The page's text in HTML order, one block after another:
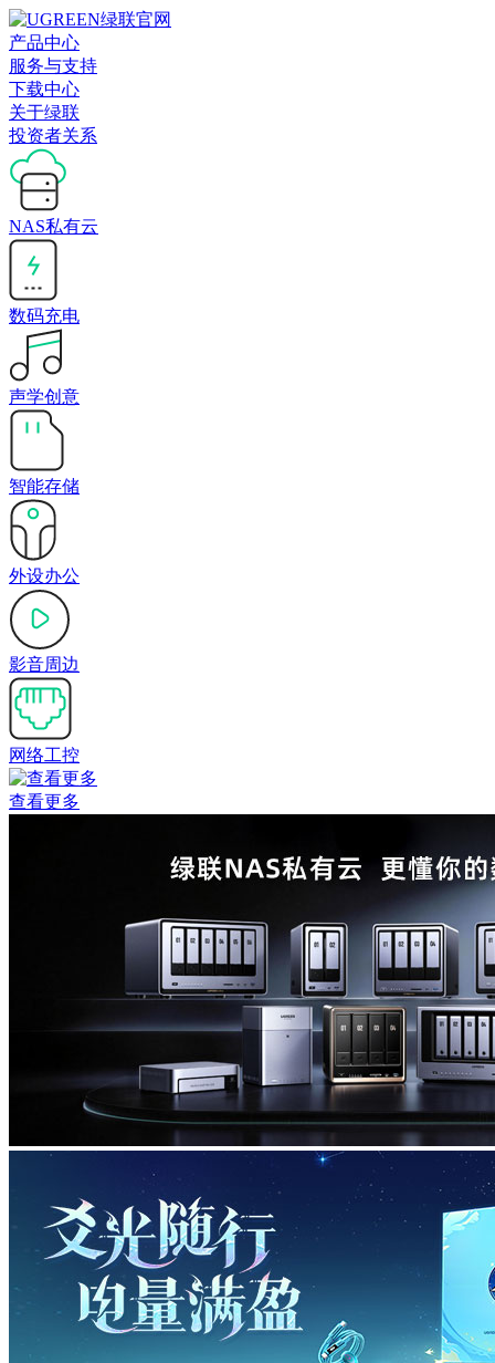
产品中心
服务与支持
下载中心
关于绿联
投资者关系
NAS私有云
数码充电
声学创意
智能存储
外设办公
影音周边
网络工控
查看更多